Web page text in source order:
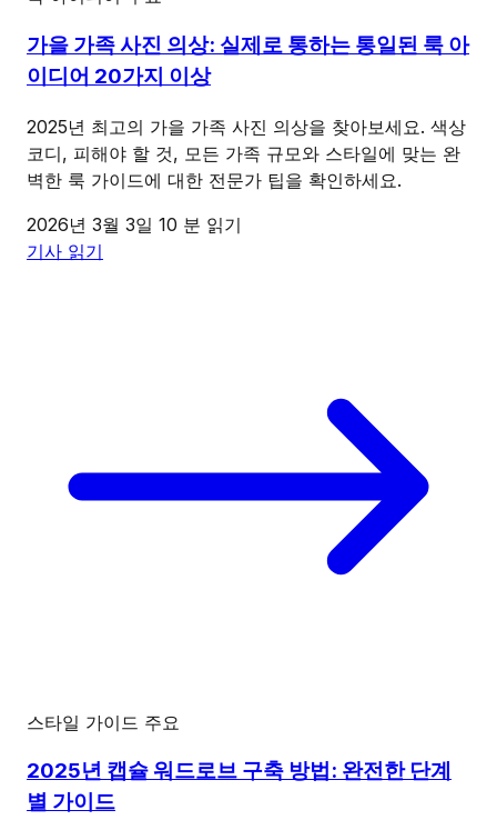
가을 가족 사진 의상: 실제로 통하는 통일된 룩 아
이디어 20가지 이상
2025년 최고의 가을 가족 사진 의상을 찾아보세요. 색상
코디, 피해야 할 것, 모든 가족 규모와 스타일에 맞는 완
벽한 룩 가이드에 대한 전문가 팁을 확인하세요.
2026년 3월 3일 10 분 읽기
기사 읽기
스타일 가이드 주요
2025년 캡슐 워드로브 구축 방법: 완전한 단계
별 가이드